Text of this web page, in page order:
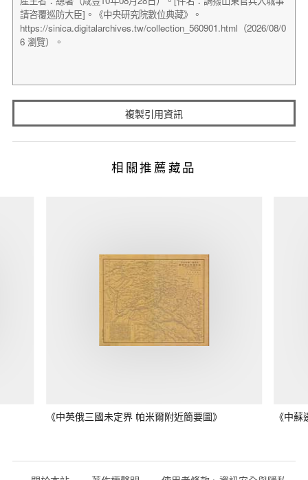
複製引用資訊
相關推薦藏品
《中英俄三國未定界 帕米爾附近簡要圖》 《中